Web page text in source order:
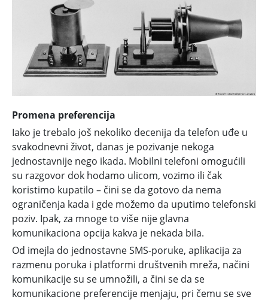
Promena preferencija
Iako je trebalo još nekoliko decenija da telefon uđe u
svakodnevni život, danas je pozivanje nekoga
jednostavnije nego ikada. Mobilni telefoni omogućili
su razgovor dok hodamo ulicom, vozimo ili čak
koristimo kupatilo – čini se da gotovo da nema
ograničenja kada i gde možemo da uputimo telefonski
poziv. Ipak, za mnoge to više nije glavna
komunikaciona opcija kakva je nekada bila.
Od imejla do jednostavne SMS-poruke, aplikacija za
razmenu poruka i platformi društvenih mreža, načini
komunikacije su se umnožili, a čini se da se
komunikacione preferencije menjaju, pri čemu se sve